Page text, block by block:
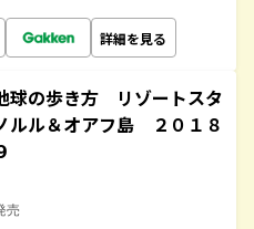
詳細を見る
球の歩き方 リゾートスタ
ル＆オアフ島 ２０１８
売